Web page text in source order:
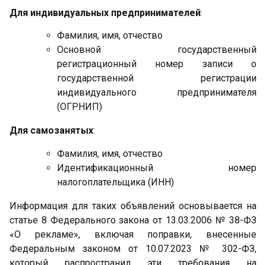
Для индивидуальных предпринимателей:
Фамилия, имя, отчество
Основной государственный
регистрационный номер записи о
государственной регистрации
индивидуального предпринимателя
(ОГРНИП)
Для самозанятых:
Фамилия, имя, отчество
Идентификационный номер
налогоплательщика (ИНН)
Информация для таких объявлений основывается на
статье 8 Федерального закона от 13.03.2006 № 38-ФЗ
«О рекламе», включая поправки, внесенные
Федеральным законом от 10.07.2023 № 302-ФЗ,
который распространил эти требования на